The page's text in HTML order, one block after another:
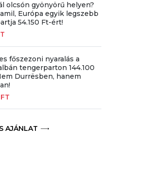
olcsón gyönyörű helyen?
Európa egyik legszebb
54.150 Ft-ért!
főszezoni nyaralás a
tengerparton 144.100
Durrësben, hanem
AJÁNLAT